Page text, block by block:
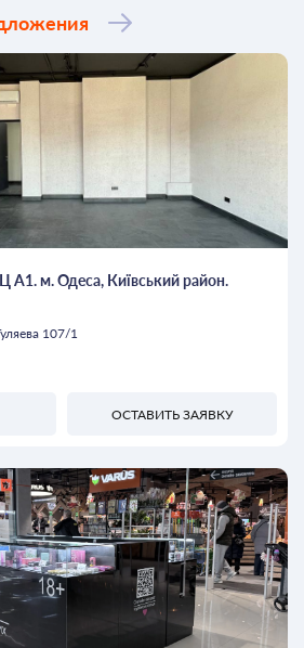
А1. м. Одеса, Київський район.
107/1
ОСТАВИТЬ ЗАЯВКУ